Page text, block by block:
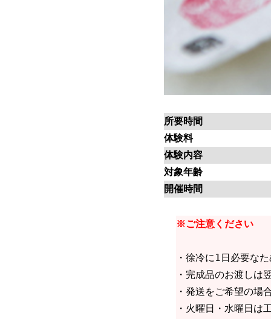
所要時間
体験料
体験内容
対象年齢
開催時間
※ご注意ください
・徐冷に1日必要な
・完成品のお渡しは
・発送をご希望の場
・火曜日・水曜日は